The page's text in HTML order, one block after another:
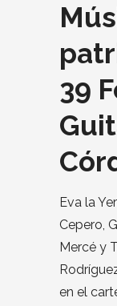
39
Eva la
Cepero,
Mercé y
en el